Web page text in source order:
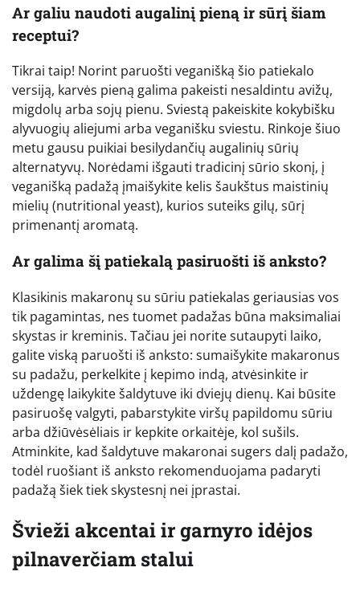
Ar galiu naudoti augalinį pieną ir sūrį šiam
receptui?
Tikrai taip! Norint paruošti veganišką šio patiekalo
versiją, karvės pieną galima pakeisti nesaldintu avižų,
migdolų arba sojų pienu. Sviestą pakeiskite kokybišku
alyvuogių aliejumi arba veganišku sviestu. Rinkoje šiuo
metu gausu puikiai besilydančių augalinių sūrių
alternatyvų. Norėdami išgauti tradicinį sūrio skonį, į
veganišką padažą įmaišykite kelis šaukštus maistinių
mielių (nutritional yeast), kurios suteiks gilų, sūrį
primenantį aromatą.
Ar galima šį patiekalą pasiruošti iš anksto?
Klasikinis makaronų su sūriu patiekalas geriausias vos
tik pagamintas, nes tuomet padažas būna maksimaliai
skystas ir kreminis. Tačiau jei norite sutaupyti laiko,
galite viską paruošti iš anksto: sumaišykite makaronus
su padažu, perkelkite į kepimo indą, atvėsinkite ir
uždengę laikykite šaldytuve iki dviejų dienų. Kai būsite
pasiruošę valgyti, pabarstykite viršų papildomu sūriu
arba džiūvėsėliais ir kepkite orkaitėje, kol sušils.
Atminkite, kad šaldytuve makaronai sugers dalį padažo,
todėl ruošiant iš anksto rekomenduojama padaryti
padažą šiek tiek skystesnį nei įprastai.
Švieži akcentai ir garnyro idėjos
pilnaverčiam stalui